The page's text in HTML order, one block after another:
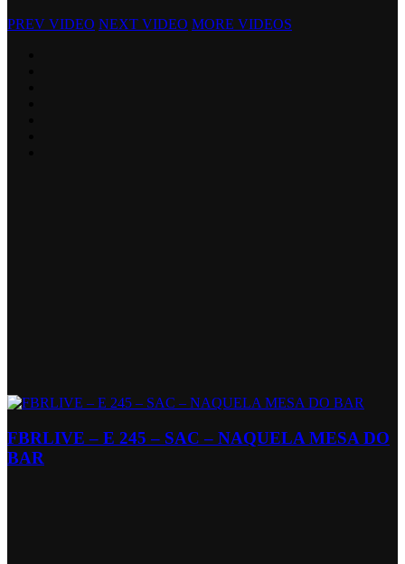
PREV VIDEO NEXT VIDEO MORE VIDEOS
FBRLIVE – E 245 – SAC – NAQUELA MESA DO
BAR